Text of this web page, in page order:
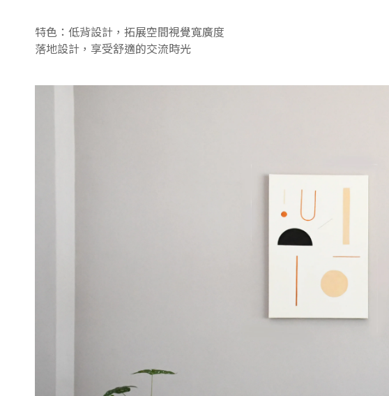
特色：低背設計，拓展空間視覺寬廣度
落地設計，享受舒適的交流時光